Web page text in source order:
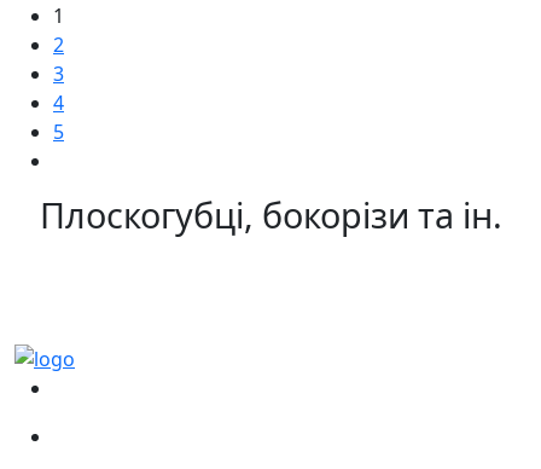
1
2
3
4
5
Плоскогубці, бокорізи та ін.